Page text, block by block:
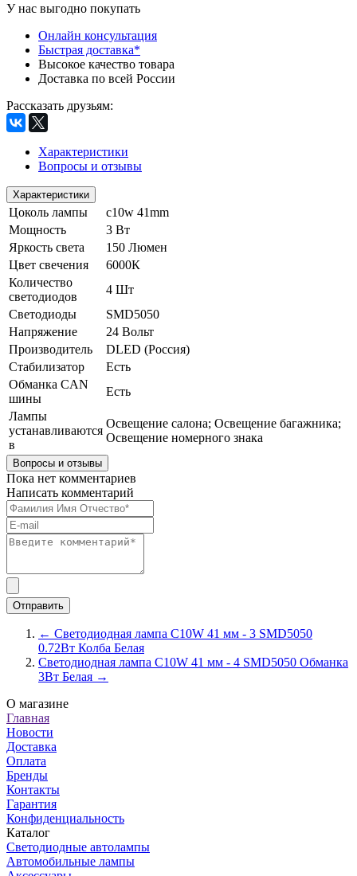
У нас выгодно покупать
Онлайн консультация
Быстрая доставка*
Высокое качество товара
Доставка по всей России
Рассказать друзьям:
Характеристики
Вопросы и отзывы
Характеристики
Цоколь лампы
c10w 41mm
Мощность
3 Вт
Яркость света
150 Люмен
Цвет свечения
6000К
Количество
светодиодов
4 Шт
Светодиоды
SMD5050
Напряжение
24 Вольт
Производитель
DLED (Россия)
Стабилизатор
Есть
Обманка CAN
шины
Есть
Лампы
устанавливаются
в
Освещение салона; Освещение багажника;
Освещение номерного знака
Вопросы и отзывы
Пока нет комментариев
Написать комментарий
← Светодиодная лампа C10W 41 мм - 3 SMD5050
0.72Вт Колба Белая
Светодиодная лампа C10W 41 мм - 4 SMD5050 Обманка
3Вт Белая →
О магазине
Главная
Новости
Доставка
Оплата
Бренды
Контакты
Гарантия
Конфиденциальность
Каталог
Светодиодные автолампы
Автомобильные лампы